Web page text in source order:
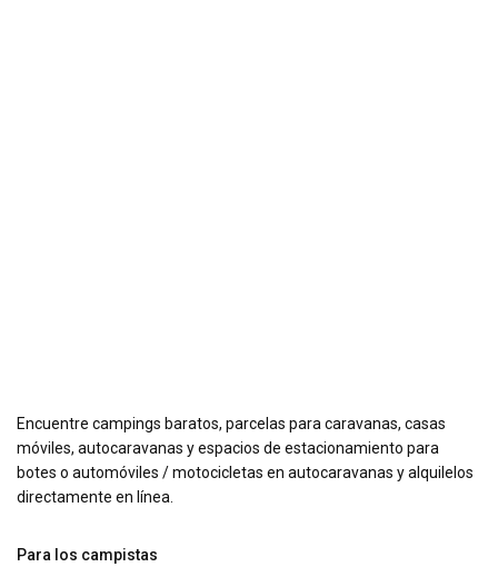
Encuentre campings baratos, parcelas para caravanas, casas
móviles, autocaravanas y espacios de estacionamiento para
botes o automóviles / motocicletas en autocaravanas y alquilelos
directamente en línea.
Para los campistas